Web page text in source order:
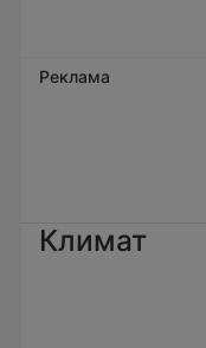
Реклама
Климат